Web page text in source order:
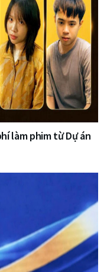
làm phim từ Dự án